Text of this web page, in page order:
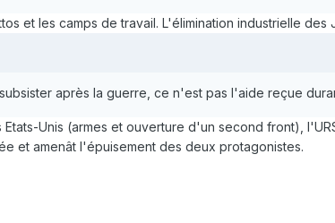
et les camps de travail. L'élimination industrielle
après la guerre, ce n'est pas l'aide reçue
Unis (armes et ouverture d'un second front),
et amenât l'épuisement des deux protagonistes.